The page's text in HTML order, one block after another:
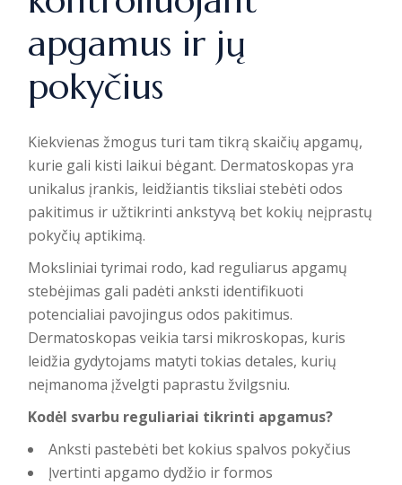
apgamus ir jų
pokyčius
Kiekvienas žmogus turi tam tikrą skaičių apgamų,
kurie gali kisti laikui bėgant. Dermatoskopas yra
unikalus įrankis, leidžiantistiksliai stebėti odos
pakitimus ir užtikrinti ankstyvą bet kokių neįprastų
pokyčių aptikimą.
Moksliniai tyrimai rodo, kad reguliarus apgamų
stebėjimas gali padėti anksti identifikuoti
potencialiai pavojingus odos pakitimus.
Dermatoskopas veikia tarsi mikroskopas, kuris
leidžia gydytojams matyti tokias detales, kurių
neįmanoma įžvelgti paprastu žvilgsniu.
Kodėl svarbu reguliariai tikrinti apgamus?
Anksti pastebėti bet kokius spalvos pokyčius
Įvertinti apgamo dydžio ir formos